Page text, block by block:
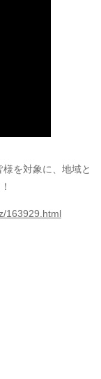
を対象に、地域と
163929.html